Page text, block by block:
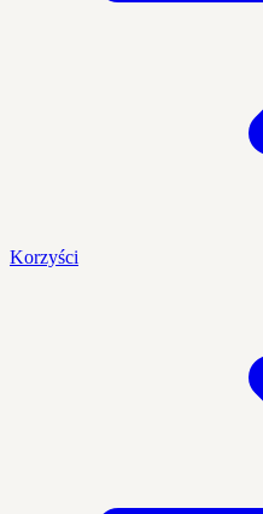
Korzyści